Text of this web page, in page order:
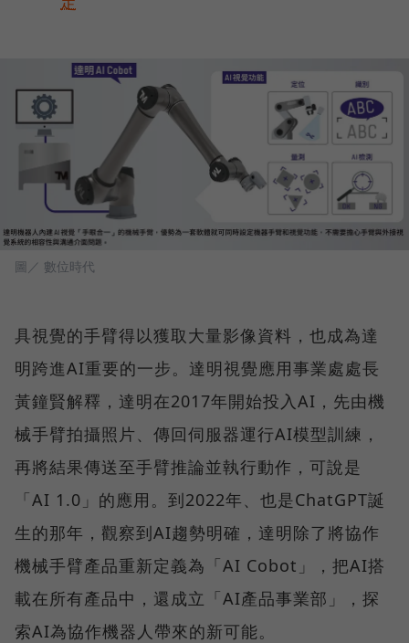
圖／ 數位時代
具視覺的手臂得以獲取大量影像資料，也成為達
明跨進AI重要的一步。達明視覺應用事業處處長
黃鐘賢解釋，達明在2017年開始投入AI，先由機
械手臂拍攝照片、傳回伺服器運行AI模型訓練，
再將結果傳送至手臂推論並執行動作，可說是
「AI 1.0」的應用。到2022年、也是ChatGPT誕
生的那年，觀察到AI趨勢明確，達明除了將協作
機械手臂產品重新定義為「AI Cobot」，把AI搭
載在所有產品中，還成立「AI產品事業部」，探
索AI為協作機器人帶來的新可能。